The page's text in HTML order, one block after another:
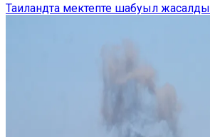
Таиландта мектепте шабуыл жасалды